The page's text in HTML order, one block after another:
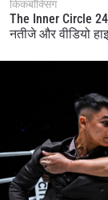
किकबॉक्सिंग
The Inner Circle
नतीजे और वीडियो